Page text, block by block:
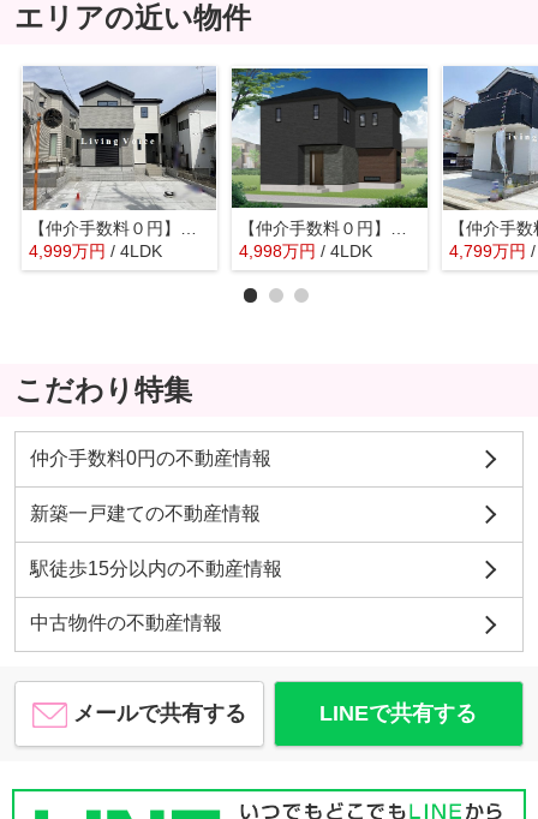
エリアの近い物件
【仲介手数料０円】座間市緑ヶ丘5期 新築一戸建て
4,999万円 / 4LDK
【仲介手数料０円】座間市第4入谷東 新築一戸建て
4,998万円 / 4LDK 4,799万円
こだわり特集
仲介手数料0円の不動産情報
新築一戸建ての不動産情報
駅徒歩15分以内の不動産情報
中古物件の不動産情報
メールで共有する LINEで共有する